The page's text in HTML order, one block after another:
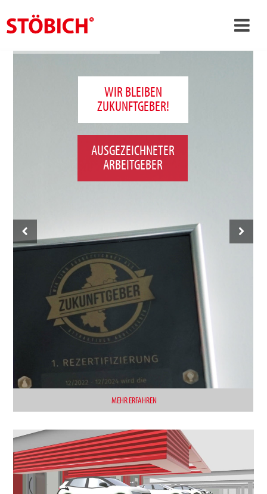
Kontakt
MEHR ERFAHREN
WIR BLEIBEN
ZUKUNFTGEBER!
AUSGEZEICHNETER
ARBEITGEBER